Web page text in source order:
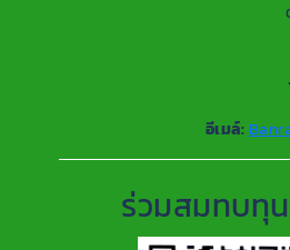
ต่อ
อีเมล์:
ร่วมสมทบทุ